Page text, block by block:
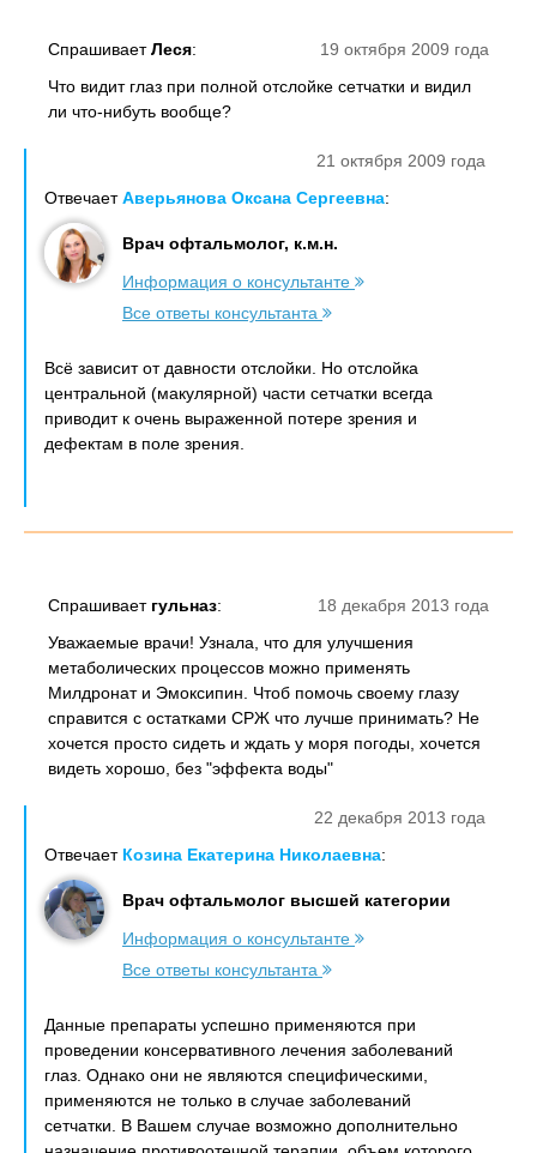
19 октября 2009 года
СпрашиваетЛеся:
Что видит глаз при полной отслойке сетчатки и видил
ли что-нибуть вообще?
21 октября 2009 года
ОтвечаетАверьянова Оксана Сергеевна:
Врач офтальмолог, к.м.н.
Информация о консультанте
Все ответы консультанта
Всё зависит от давности отслойки. Но отслойка
центральной (макулярной) части сетчатки всегда
приводит к очень выраженной потере зрения и
дефектам в поле зрения.
18 декабря 2013 года
Спрашивает гульназ:
Уважаемые врачи! Узнала, что для улучшения
метаболических процессов можно применять
Милдронат и Эмоксипин. Чтоб помочь своему глазу
справится с остатками СРЖ что лучше принимать? Не
хочется просто сидеть и ждать у моря погоды, хочется
видеть хорошо, без "эффекта воды"
22 декабря 2013 года
Отвечает Козина Екатерина Николаевна:
Врач офтальмолог высшей категории
Информация о консультанте
Все ответы консультанта
Данные препараты успешно применяются при
проведении консервативного лечения заболеваний
глаз. Однако они не являются специфическими,
применяются не только в случае заболеваний
сетчатки. В Вашем случае возможно дополнительно